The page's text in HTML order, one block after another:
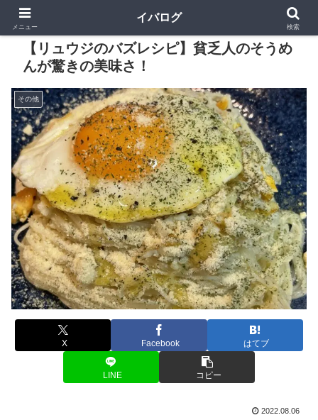
【リュウジのバズレシピ】貧乏人のそうめ
んが驚きの美味さ！
その他
X Facebook はてブ
LINE コピー
2022.08.06
メニュー
イバログ
検索